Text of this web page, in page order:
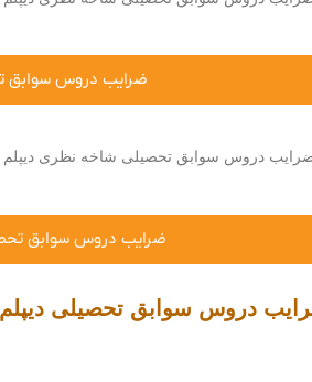
ضرایب دروس سوابق
دروس سوابق تحصیلی شاخه نظری دیپلم
ضرایب دروس سوابق